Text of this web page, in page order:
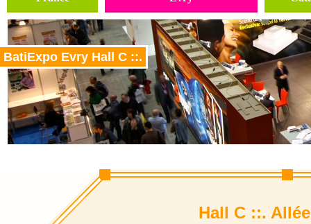
BatiExpo Evry Hall C ::.
Hall C ::.